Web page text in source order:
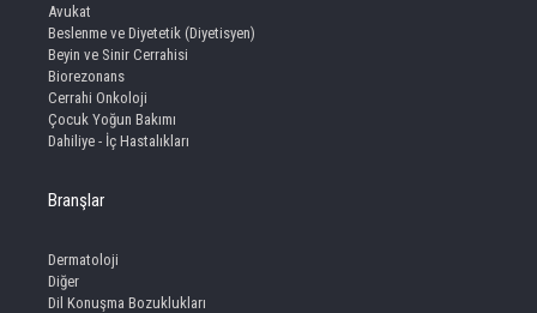
Avukat
Beslenme ve Diyetetik (Diyetisyen)
Beyin ve Sinir Cerrahisi
Biorezonans
Cerrahi Onkoloji
Çocuk Yoğun Bakımı
Dahiliye - İç Hastalıkları
Branşlar
Dermatoloji
Diğer
Dil Konuşma Bozuklukları